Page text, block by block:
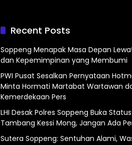
Recent Posts
Soppeng Menapak Masa Depan Lewat
dan Kepemimpinan yang Membumi
PWI Pusat Sesalkan Pernyataan
Minta Hormati Martabat Wartawan
Kemerdekaan Pers
LHI Desak Polres Soppeng Buka
Tambang Kessi Mong, Jangan Ada
Sutera Soppeng: Sentuhan Alami,